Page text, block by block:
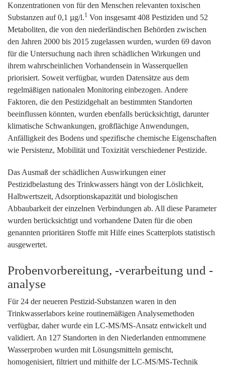
Konzentrationen von für den Menschen relevanten toxischen
Substanzen auf 0,1 µg/l.1 Von insgesamt 408 Pestiziden und 52
Metaboliten, die von den niederländischen Behörden zwischen
den Jahren 2000 bis 2015 zugelassen wurden, wurden 69 davon
für die Untersuchung nach ihren schädlichen Wirkungen und
ihrem wahrscheinlichen Vorhandensein in Wasserquellen
priorisiert. Soweit verfügbar, wurden Datensätze aus dem
regelmäßigen nationalen Monitoring einbezogen. Andere
Faktoren, die den Pestizidgehalt an bestimmten Standorten
beeinflussen könnten, wurden ebenfalls berücksichtigt, darunter
klimatische Schwankungen, großflächige Anwendungen,
Anfälligkeit des Bodens und spezifische chemische Eigenschaften
wie Persistenz, Mobilität und Toxizität verschiedener Pestizide.
Das Ausmaß der schädlichen Auswirkungen einer
Pestizidbelastung des Trinkwassers hängt von der Löslichkeit,
Halbwertszeit, Adsorptionskapazität und biologischen
Abbaubarkeit der einzelnen Verbindungen ab. All diese Parameter
wurden berücksichtigt und vorhandene Daten für die oben
genannten prioritären Stoffe mit Hilfe eines Scatterplots statistisch
ausgewertet.
Probenvorbereitung, -verarbeitung und -
analyse
Für 24 der neueren Pestizid-Substanzen waren in den
Trinkwasserlabors keine routinemäßigen Analysemethoden
verfügbar, daher wurde ein LC-MS/MS-Ansatz entwickelt und
validiert. An 127 Standorten in den Niederlanden entnommene
Wasserproben wurden mit Lösungsmitteln gemischt,
homogenisiert, filtriert und mithilfe der LC-MS/MS-Technik